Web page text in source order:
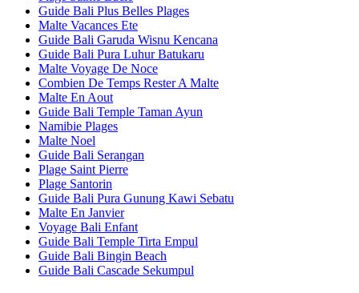
Guide Bali Plus Belles Plages
Malte Vacances Ete
Guide Bali Garuda Wisnu Kencana
Guide Bali Pura Luhur Batukaru
Malte Voyage De Noce
Combien De Temps Rester A Malte
Malte En Aout
Guide Bali Temple Taman Ayun
Namibie Plages
Malte Noel
Guide Bali Serangan
Plage Saint Pierre
Plage Santorin
Guide Bali Pura Gunung Kawi Sebatu
Malte En Janvier
Voyage Bali Enfant
Guide Bali Temple Tirta Empul
Guide Bali Bingin Beach
Guide Bali Cascade Sekumpul